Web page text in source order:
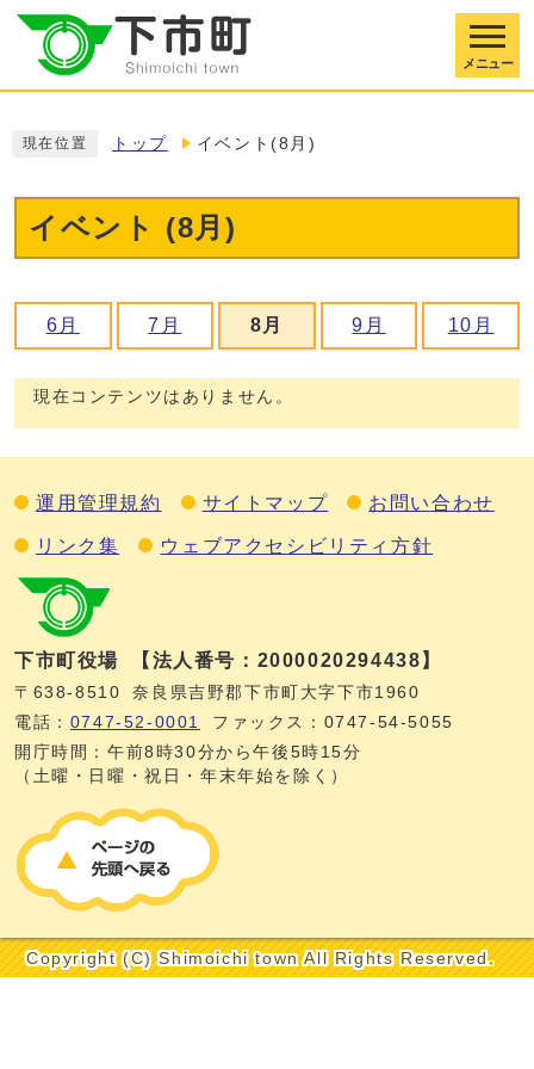
メニュー
現在位置 トップ イベント(8月)
イベント (8月)
6月 7月 8月 9月 10月
現在コンテンツはありません。
運用管理規約 サイトマップ お問い合わせ
リンク集 ウェブアクセシビリティ方針
下市町役場 【法人番号：2000020294438】
〒638-8510
奈良県吉野郡下市町大字下市1960
電話： 0747‐52‐0001
ファックス：0747‐54‐5055
開庁時間：午前8時30分から午後5時15分
（土曜・日曜・祝日・年末年始を除く）
Copyright (C) Shimoichi town All Rights Reserved.